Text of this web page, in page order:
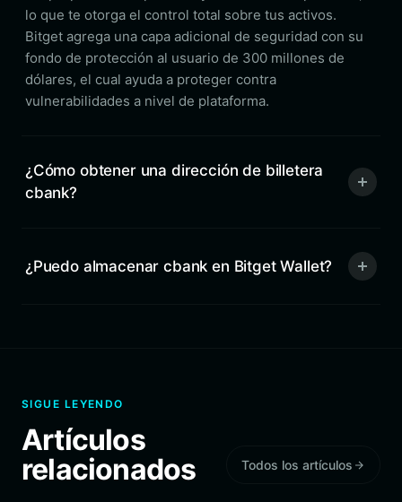
lo que te otorga el control total sobre tus activos.
Bitget agrega una capa adicional de seguridad con su
fondo de protección al usuario de 300 millones de
dólares, el cual ayuda a proteger contra
vulnerabilidades a nivel de plataforma.
¿Cómo obtener una dirección de billetera
cbank?
¿Puedo almacenar cbank en Bitget Wallet?
SIGUE LEYENDO
Artículos
relacionados
Todos los artículos